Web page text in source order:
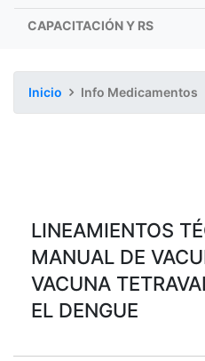
CAPACITACIÓN Y RS
Inicio Info Medicamentos
LINEAMIENTOS
MANUAL DE
VACUNA
EL DENGUE